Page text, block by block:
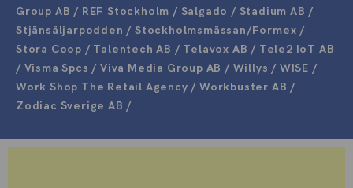
Group AB / REF Stockholm / Salgado / Stadium AB /
Stjänsäljarpodden / Stockholmsmässan/Formex /
Stora Coop / Talentech AB / Telavox AB / Tele2 IoT AB
/ Visma Spcs / Viva Media Group AB / Willys / WISE /
Work Shop The Retail Agency / Workbuster AB /
Zodiac Sverige AB /